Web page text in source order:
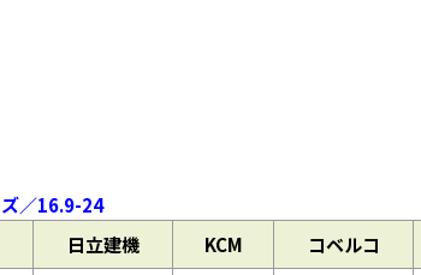
／16.9-24
日立建機 KCM
コベルコ